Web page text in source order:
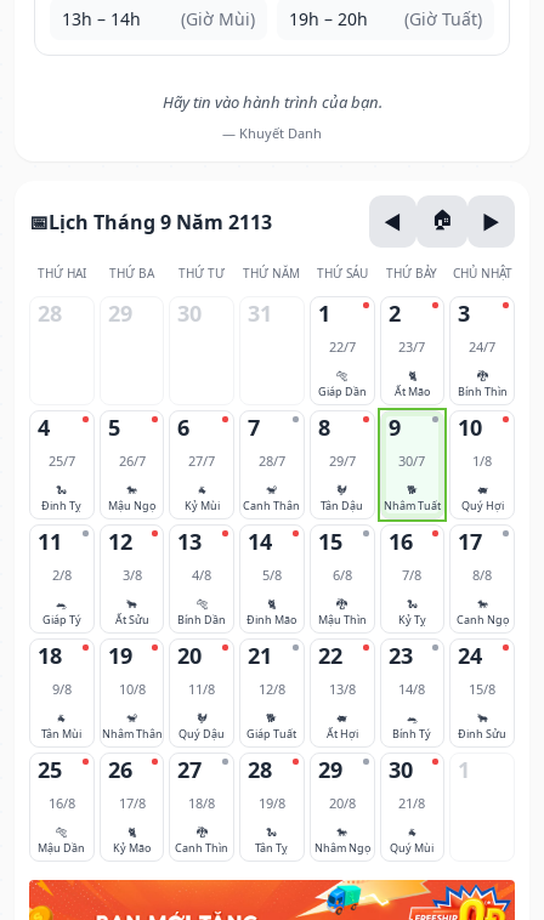
13h – 14h (Giờ Mùi) 19h – 20h (Giờ Tuất)
Hãy tin vào hành trình của bạn.
— Khuyết Danh
Lịch Tháng 9 Năm 2113
THỨ HAI THỨ BA THỨ TƯ THỨ NĂM THỨ SÁU THỨ BẢY CHỦ NHẬT
28 29 30 31 1
22/7
🐅
Giáp Dần
2
23/7
🐈
Ất Mão
3
24/7
🐉
Bính Thìn
4
25/7
🐍
Đinh Tỵ
5
26/7
🐎
Mậu Ngọ
6
27/7
🐐
Kỷ Mùi
7
28/7
🐒
Canh Thân
8
29/7
🐓
Tân Dậu
9
30/7
🐕
Nhâm Tuất
10
1/8
🐖
Quý Hợi
11
2/8
🐀
Giáp Tý
12
3/8
🐂
Ất Sửu
13
4/8
🐅
Bính Dần
14
5/8
🐈
Đinh Mão
15
6/8
🐉
Mậu Thìn
16
7/8
🐍
Kỷ Tỵ
17
8/8
🐎
Canh Ngọ
18
9/8
🐐
Tân Mùi
19
10/8
🐒
Nhâm Thân
20
11/8
🐓
Quý Dậu
21
12/8
🐕
Giáp Tuất
22
13/8
🐖
Ất Hợi
23
14/8
🐀
Bính Tý
24
15/8
🐂
Đinh Sửu
25
16/8
🐅
Mậu Dần
26
17/8
🐈
Kỷ Mão
27
18/8
🐉
Canh Thìn
28
19/8
🐍
Tân Tỵ
29
20/8
🐎
Nhâm Ngọ
30
21/8
🐐
Quý Mùi
1